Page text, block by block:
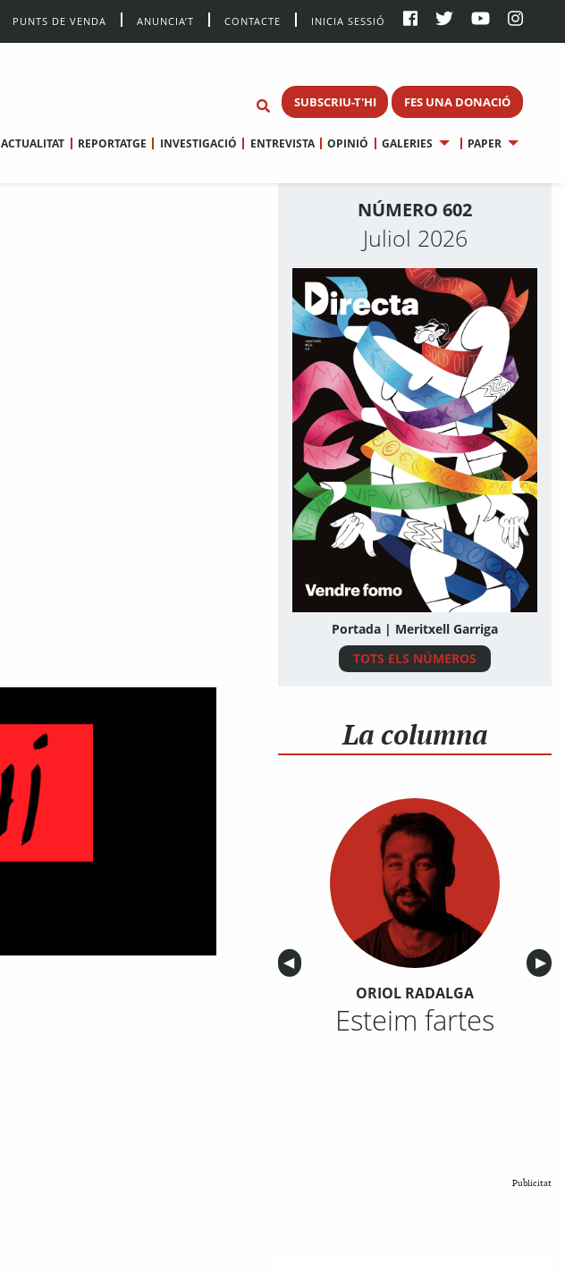
PUNTS DE VENDA ANUNCIA’T CONTACTE INICIA SESSIÓ
SUBSCRIU-T'HI FES UNA DONACIÓ
ACTUALITAT REPORTATGE INVESTIGACIÓ ENTREVISTA OPINIÓ GALERIES PAPER
NÚMERO 602
Juliol 2026
Portada | Meritxell Garriga
TOTS ELS NÚMEROS
La columna
Anterior
◀︎ ▶︎
ORIOL RADALGA
Esteim fartes
Publicitat